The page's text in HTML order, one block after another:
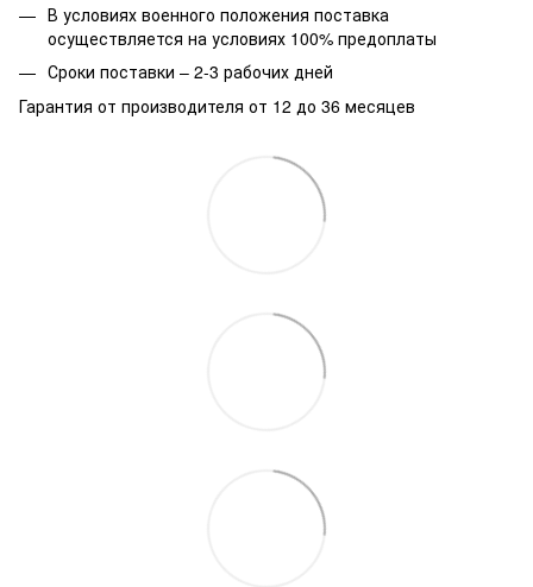
В условиях военного положения поставка
осуществляется на условиях 100% предоплаты
Сроки поставки – 2-3 рабочих дней
Гарантия от производителя от 12 до 36 месяцев